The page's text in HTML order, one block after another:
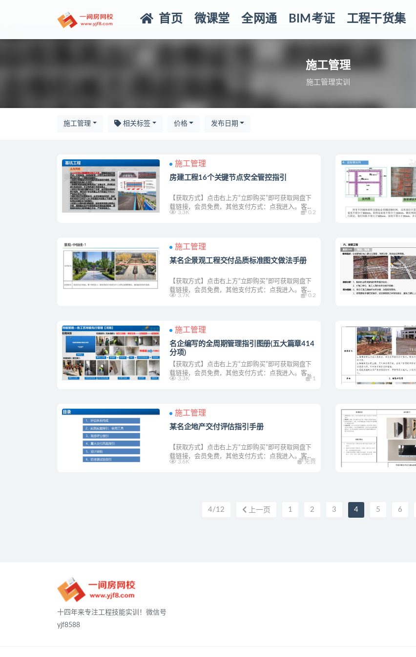
首页 微课堂 全网通 BIM考证 工程干货集
施工管理
施工管理实训
施工管理 相关标签 价格 发布日期
施工管理
房建工程16个关键节点安全管控指引
【获取方式】点击右上方“立即购买”即可获取网盘下
载链接，会员免费，其他支付方式：点我进入。客...
3.3K
0.2
施工管理
某名企景观工程交付品质标准图文做法手册
【获取方式】点击右上方“立即购买”即可获取网盘下
载链接，会员免费，其他支付方式：点我进入。客...
3.7K
0.2
施工管理
名企编写的全周期管理指引图册(五大篇章414
分项)
【获取方式】点击右上方“立即购买”即可获取网盘下
载链接，会员免费，其他支付方式：点我进入。客...
3.3K
1
施工管理
某名企地产交付评估指引手册
【获取方式】点击右上方“立即购买”即可获取网盘下
载链接，会员免费，其他支付方式：点我进入。客...
3.6K
免费
4/12 上一页 1 2 3 4 5 6
十四年来专注工程技能实训！微信号
yjf8588
全部